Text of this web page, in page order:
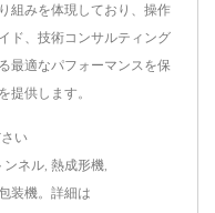
組みを体現しており、操作
ド、技術コンサルティング
最適なパフォーマンスを保
提供します。
い
ンネル 熱成形機
装機。詳細は